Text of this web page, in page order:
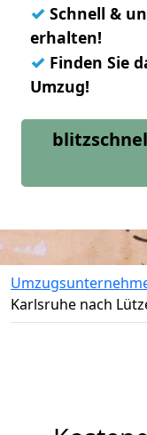
✓ Schnell &
erhalten!
✓ Finden Sie
Umzug!
Karlsruhe nach